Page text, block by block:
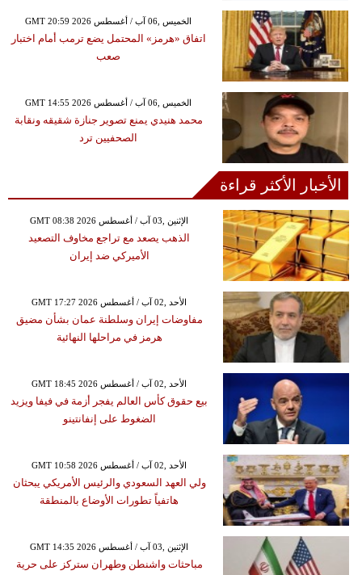
GMT 20:59 2026 الخميس ,06 آب / أغسطس
اتفاق «هرمز» المحتمل يضع ترمب أمام اختبار
صعب
GMT 14:55 2026 الخميس ,06 آب / أغسطس
محمد هنيدي يمنع تصوير جنازة شقيقه ونقابة
الصحفيين ترد
الأخبار الأكثر قراءة
GMT 08:38 2026 الإثنين ,03 آب / أغسطس
الذهب يصعد مع تراجع مخاوف التصعيد
الأميركي ضد إيران
GMT 17:27 2026 الأحد ,02 آب / أغسطس
مفاوضات إيران وسلطنة عمان بشأن مضيق
هرمز في مراحلها النهائية
GMT 18:45 2026 الأحد ,02 آب / أغسطس
بيع حقوق كأس العالم يفجر أزمة في فيفا ويزيد
الضغوط على إنفانتينو
GMT 10:58 2026 الأحد ,02 آب / أغسطس
ولي العهد السعودي والرئيس الأمريكي يبحثان
هاتفياً تطورات الأوضاع بالمنطقة
GMT 14:35 2026 الإثنين ,03 آب / أغسطس
مباحثات واشنطن وطهران ستركز على حرية